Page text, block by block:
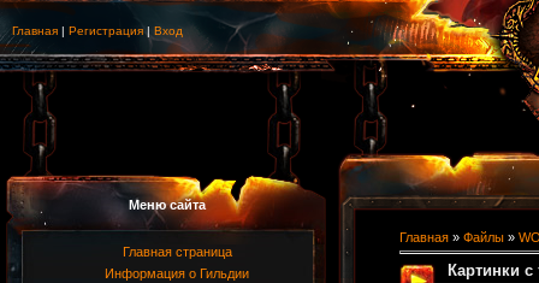
Главная | Регистрация | Вход
Меню сайта
Главная страница
Информация о Гильдии
Главная » Файлы »
Картинки с